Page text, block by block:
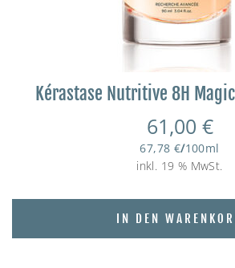
Kérastase Nutritive 8H
61,00 €
67,78 €/100ml
inkl. 19 % MwSt.
IN DEN